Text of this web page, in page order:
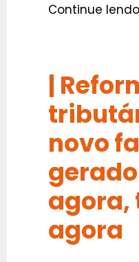
Continue
|
novo
agora